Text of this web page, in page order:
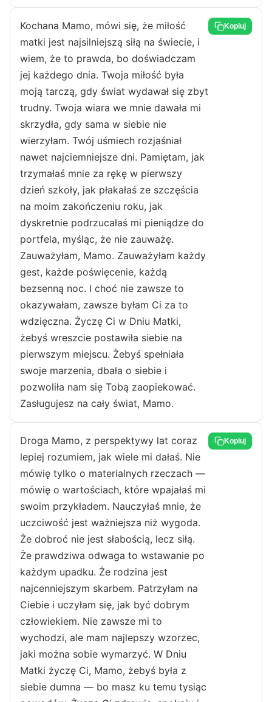
Kochana Mamo, mówi się, że miłość
matki jest najsilniejszą siłą na świecie, i
wiem, że to prawda, bo doświadczam
jej każdego dnia. Twoja miłość była
moją tarczą, gdy świat wydawał się zbyt
trudny. Twoja wiara we mnie dawała mi
skrzydła, gdy sama w siebie nie
wierzyłam. Twój uśmiech rozjaśniał
nawet najciemniejsze dni. Pamiętam, jak
trzymałaś mnie za rękę w pierwszy
dzień szkoły, jak płakałaś ze szczęścia
na moim zakończeniu roku, jak
dyskretnie podrzucałaś mi pieniądze do
portfela, myśląc, że nie zauważę.
Zauważyłam, Mamo. Zauważyłam każdy
gest, każde poświęcenie, każdą
bezsenną noc. I choć nie zawsze to
okazywałam, zawsze byłam Ci za to
wdzięczna. Życzę Ci w Dniu Matki,
żebyś wreszcie postawiła siebie na
pierwszym miejscu. Żebyś spełniała
swoje marzenia, dbała o siebie i
pozwoliła nam się Tobą zaopiekować.
Zasługujesz na cały świat, Mamo.
Kopiuj
Droga Mamo, z perspektywy lat coraz
lepiej rozumiem, jak wiele mi dałaś. Nie
mówię tylko o materialnych rzeczach —
mówię o wartościach, które wpajałaś mi
swoim przykładem. Nauczyłaś mnie, że
uczciwość jest ważniejsza niż wygoda.
Że dobroć nie jest słabością, lecz siłą.
Że prawdziwa odwaga to wstawanie po
każdym upadku. Że rodzina jest
najcenniejszym skarbem. Patrzyłam na
Ciebie i uczyłam się, jak być dobrym
człowiekiem. Nie zawsze mi to
wychodzi, ale mam najlepszy wzorzec,
jaki można sobie wymarzyć. W Dniu
Matki życzę Ci, Mamo, żebyś była z
siebie dumna — bo masz ku temu tysiąc
Kopiuj